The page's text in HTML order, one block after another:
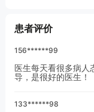
患者评价
156******99
医生每天看很多病人
导，是很好的医生！
133******98